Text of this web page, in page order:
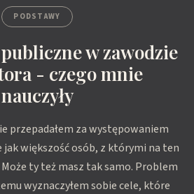
PODSTAWY
w zawodzie
- czego mnie
nauczyły
przepadałem za występowaniem
większość osób, z którymi na ten
ty też masz tak samo. Problem
wyznaczyłem sobie cele, które